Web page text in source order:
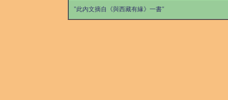
"此內文摘自《與西藏有緣》一書"